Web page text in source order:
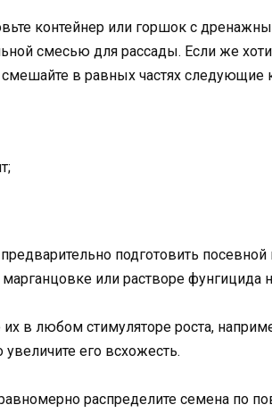
контейнер или горшок с
смесью для рассады. Если же
смешайте в равных частях следующие
подготовить посевной
или растворе фунгицида
в любом стимуляторе роста,
его всхожесть.
распределите семена по